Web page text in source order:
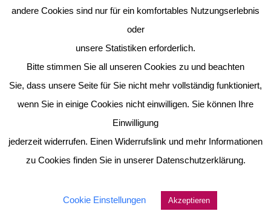
andere Cookies sind nur für ein komfortables Nutzungserlebnis
oder
unsere Statistiken erforderlich.
Bitte stimmen Sie all unseren Cookies zu und beachten
Sie, dass unsere Seite für Sie nicht mehr vollständig funktioniert,
wenn Sie in einige Cookies nicht einwilligen. Sie können Ihre
Einwilligung
jederzeit widerrufen. Einen Widerrufslink und mehr Informationen
zu Cookies finden Sie in unserer Datenschutzerklärung.
Cookie Einstellungen Akzeptieren